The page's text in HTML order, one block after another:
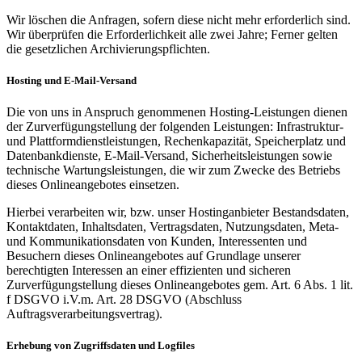
Wir löschen die Anfragen, sofern diese nicht mehr erforderlich sind.
Wir überprüfen die Erforderlichkeit alle zwei Jahre; Ferner gelten
die gesetzlichen Archivierungspflichten.
Hosting und E-Mail-Versand
Die von uns in Anspruch genommenen Hosting-Leistungen dienen
der Zurverfügungstellung der folgenden Leistungen: Infrastruktur-
und Plattformdienstleistungen, Rechenkapazität, Speicherplatz und
Datenbankdienste, E-Mail-Versand, Sicherheitsleistungen sowie
technische Wartungsleistungen, die wir zum Zwecke des Betriebs
dieses Onlineangebotes einsetzen.
Hierbei verarbeiten wir, bzw. unser Hostinganbieter Bestandsdaten,
Kontaktdaten, Inhaltsdaten, Vertragsdaten, Nutzungsdaten, Meta-
und Kommunikationsdaten von Kunden, Interessenten und
Besuchern dieses Onlineangebotes auf Grundlage unserer
berechtigten Interessen an einer effizienten und sicheren
Zurverfügungstellung dieses Onlineangebotes gem. Art. 6 Abs. 1 lit.
f DSGVO i.V.m. Art. 28 DSGVO (Abschluss
Auftragsverarbeitungsvertrag).
Erhebung von Zugriffsdaten und Logfiles